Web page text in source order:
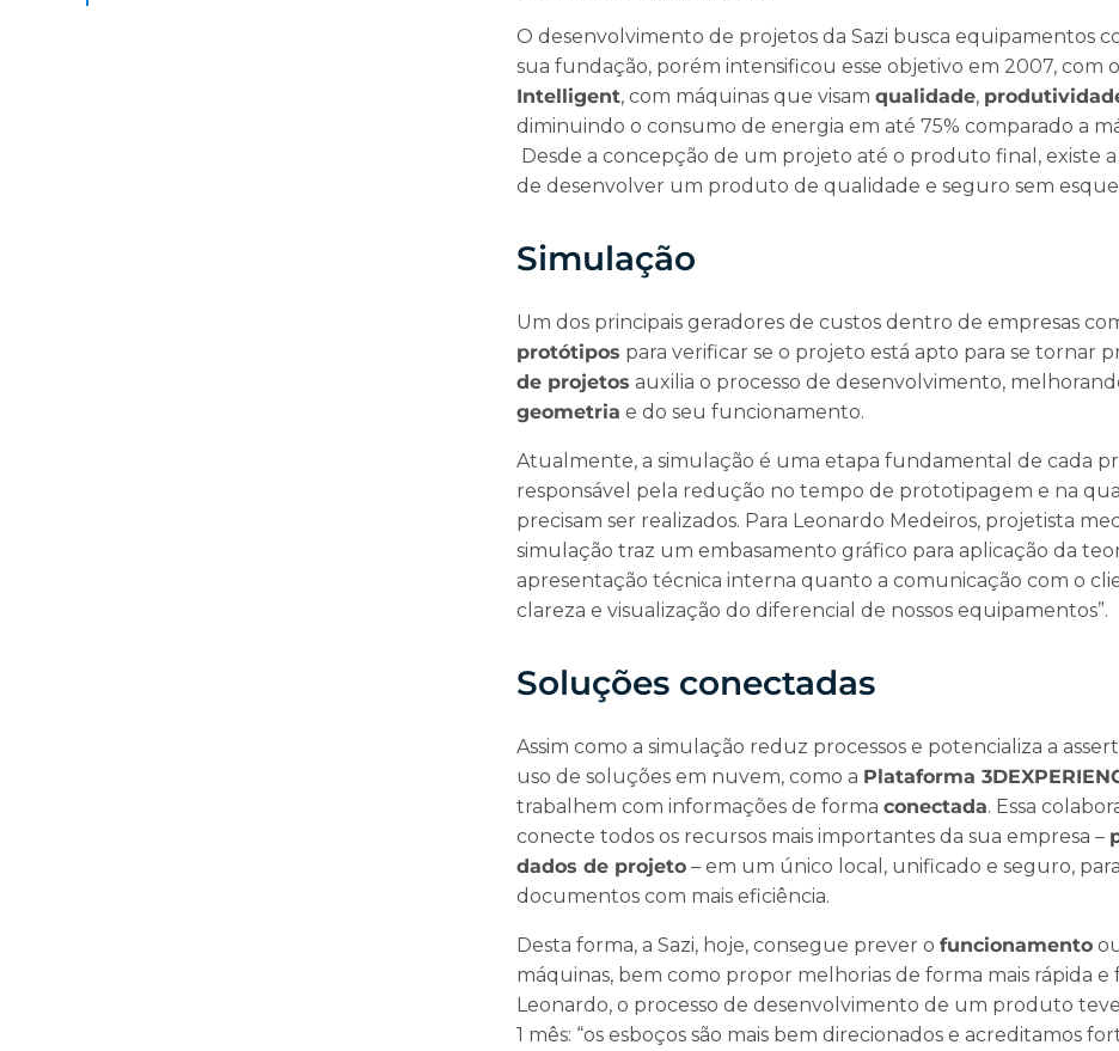
O desenvolvimento de projetos da Sazi busca equipamentos
sua fundação, porém intensificou esse objetivo em 2007, com
Intelligent, com máquinas que visam qualidade,
diminuindo o consumo de energia em até 75% comparado a
Desde a concepção de um projeto até o produto final, existe
de desenvolver um produto de qualidade e seguro sem
Simulação
Um dos principais geradores de custos dentro de empresas
protótipos para verificar se o projeto está apto para se tornar
de projetos auxilia o processo de desenvolvimento,
geometria e do seu funcionamento.
Atualmente, a simulação é uma etapa fundamental de cada
responsável pela redução no tempo de prototipagem e na
precisam ser realizados. Para Leonardo Medeiros, projetista
simulação traz um embasamento gráfico para aplicação da
apresentação técnica interna quanto a comunicação com o
clareza e visualização do diferencial de nossos equipamentos”.
Soluções conectadas
Assim como a simulação reduz processos e potencializa a
uso de soluções em nuvem, como a Plataforma
trabalhem com informações de forma conectada. Essa
conecte todos os recursos mais importantes da sua empresa –
dados de projeto – em um único local, unificado e seguro,
documentos com mais eficiência.
Desta forma, a Sazi, hoje, consegue prever o funcionamento
máquinas, bem como propor melhorias de forma mais rápida e
Leonardo, o processo de desenvolvimento de um produto
1 mês: “os esboços são mais bem direcionados e acreditamos